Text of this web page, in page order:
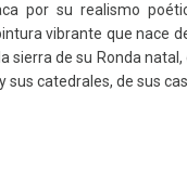
por su realismo
vibrante que nace
sierra de su Ronda
catedrales, de sus